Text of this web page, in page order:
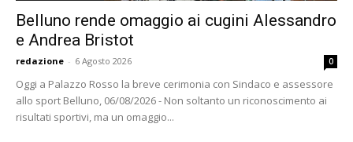
Belluno rende omaggio ai cugini Alessandro
e Andrea Bristot
redazione - 6 Agosto 2026 0
Oggi a Palazzo Rosso la breve cerimonia con Sindaco e assessore
allo sport Belluno, 06/08/2026 - Non soltanto un riconoscimento ai
risultati sportivi, ma un omaggio...